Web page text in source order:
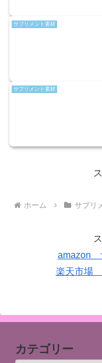
サプリメント素材
サプリメント素材
ホーム サプリ
amazon
楽天市場
カテゴリー